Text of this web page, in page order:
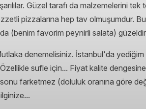
Güzel tarafı da malzemelerini
pizzalarına hep tav olmuşumdur.
(benim favorim peynirli salata)
denemelisiniz. İstanbul'da
sufle için... Fiyat kalite
farketmez (doluluk oranına göre